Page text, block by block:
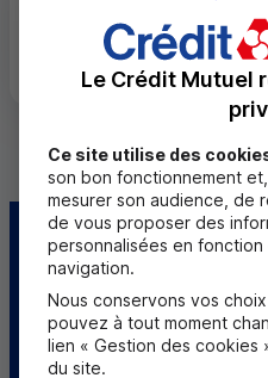
Toutes
Centre d'aide
Sourds et
malentendants
Le Crédit Mutuel
Ce site utilise des
son bon fonctionnement
mesurer son audience, de
de vous proposer des
personnalisées en
navigation.
Nous conservons vos
pouvez à tout moment
lien « Gestion des
du site.